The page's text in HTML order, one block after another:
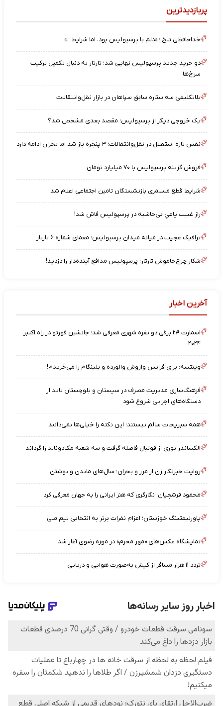
پربازدیدترین
خداحافظی تلخ ؛ «دلم با پرسپولیس بود، اما شرایط…»
دو خرید جدید پرسپولیس نهایی شد؛ تارتار به دنبال تکمیل ترکیب
سرخ‌ها
بلاتکلیفی سه ستاره سابق سپاهان در بازار نقل‌وانتقالات
یک خروجی دیگر از پرسپولیس؛ مقصد بعدی مشخص شد؟
نفس تازه استقلال در نقل‌وانتقالات؛ ۳ پنجره باز شد اما بحران ادامه دارد
فروش گزینه پرسپولیس با ۷۰ میلیارد تومان
شرایط قطع مستمری بازنشستگان تامین اجتماعی اعلام شد
راز غیبت یاغیِ بی‌حاشیه در پرسپولیس فاش شد!
ترافیک عجیب در میانه میدان پرسپولیس؛ معمای شماره ۶ تارتار
شکار چراغ‌خاموش تارتار؛ پرسپولیس مدافع آینده‌دار را دزدید!
آخرین اخبار
اسمارت #۲ برقی دو نفره شهری معرفی شد؛ جانشین فورتو در راه اکتبر
۲۰۲۴
وینتسه: برای فرانس واروش والورده و بلینگام را می‌خریدم!
فرهنگ‌سازی مدیریت مصرف در سیستان و بلوچستان باید از
دستگاه‌های اجرایی شروع شود
همه سبزیجات سالم نیستند؛ این نکته را خیلی‌ها نمی‌دانند
الکساندر نوری از فوتبال فاصله گرفت و سه شعبه مک‌دونالد را گرداند
روایت خبرنگار زن از مرز و بحران؛ سال‌های ماندن و نوشتن
محمود فرشچیان؛ نگارگری که هنر ایرانی را به جهان معرفی کرد
پاورلیفتینگ خوزستان؛ اعزام نفرات برتر به انتخابی تیم ملی
نمایشگاه عکس‌های «مهر محرم» در موزه رضوی آغاز شد
تردد ۱۱ هزار مسافر از کیش به‌صورت هوایی و دریایی